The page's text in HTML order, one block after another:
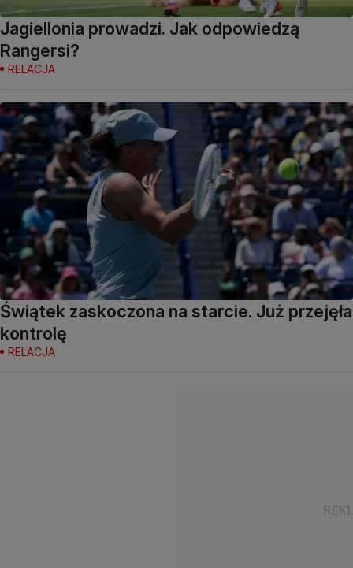
Jagiellonia prowadzi. Jak odpowiedzą
Rangersi?
RELACJA
Świątek zaskoczona na starcie. Już przejęła
kontrolę
RELACJA